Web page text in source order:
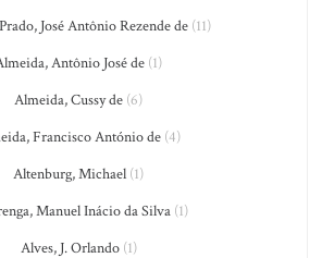
José Antônio Rezende de (11)
Antônio José de (1)
Almeida, Cussy de (6)
Francisco António de (4)
Altenburg, Michael (1)
Manuel Inácio da Silva(1)
Alves, J. Orlando(1)